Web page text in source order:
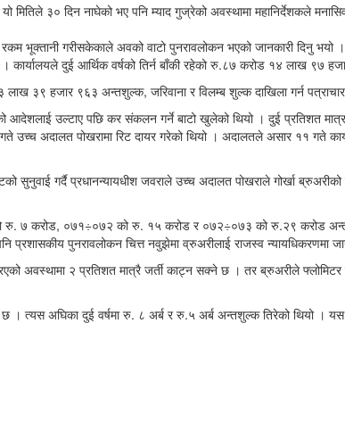
मितिले ३० दिन नाघेको भए पनि म्याद गुज्रेको अवस्थामा महानिर्देशकले
भूक्तानी गरीसकेकाले अवको वाटो पुनरावलोकन भएको जानकारी दिनु भयो ।
दुई आर्थिक वर्षको तिर्न बाँकी रहेको रु.८७ करोड १४ लाख ९७
३९ हजार ९६३ अन्तशुल्क, जरिवाना र विलम्ब शुल्क दाखिला गर्न पत्राचार
उल्टाए पछि कर संकलन गर्ने बाटो खुलेको थियो । दुई प्रतिशत मात्र
अदालत पोखरामा रिट दायर गरेको थियो । अदालतले असार ११ गते
सुनुवाई गर्दै प्रधानन्यायधीश जवराले उच्च अदालत पोखराले गोर्खा
रु. ७ करोड, ०७१÷०७२ को रु. १५ करोड र ०७२÷०७३ को रु.२९ करोड
प्रशासकीय पुनरावलोकन चित्त नवुझेमा व्रुअरीलाई राजस्व न्यायधिकरणमा
अवस्थामा २ प्रतिशत मात्रै जर्ती काट्न सक्ने छ । तर ब्रुअरीले
अघिका दुई वर्षमा रु. ८ अर्ब र रु.५ अर्ब अन्तशुल्क तिरेको थियो ।